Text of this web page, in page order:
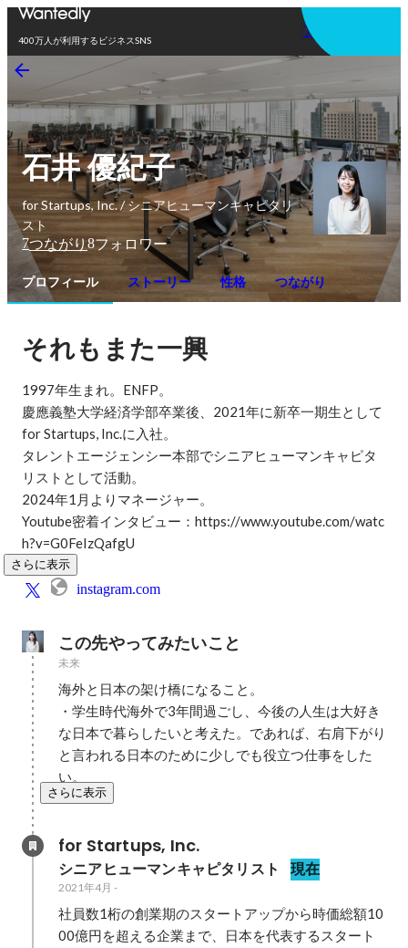
400万人が利用するビジネスSNS
アプリを使う
石井 優紀子
for Startups, Inc. / シニアヒューマンキャピタリ
スト
7つながり 8フォロワー
プロフィール ストーリー 性格 つながり
それもまた一興
1997年生まれ。ENFP。
慶應義塾大学経済学部卒業後、2021年に新卒一期生として
for Startups, Inc.に入社。
タレントエージェンシー本部でシニアヒューマンキャピタ
リストとして活動。
2024年1月よりマネージャー。
Youtube密着インタビュー：https://www.youtube.com/watc
h?v=G0FeIzQafgU
さらに表示
instagram.com
この先やってみたいこと
未来
海外と日本の架け橋になること。
・学生時代海外で3年間過ごし、今後の人生は大好き
な日本で暮らしたいと考えた。であれば、右肩下がり
と言われる日本のために少しでも役立つ仕事をした
い。
さらに表示
for Startups, Inc.
シニアヒューマンキャピタリスト 現在
2021年4月 -
社員数1桁の創業期のスタートアップから時価総額10
00億円を超える企業まで、日本を代表するスタート